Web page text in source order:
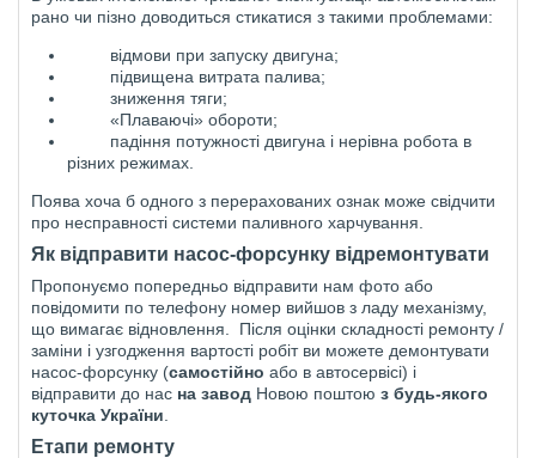
рано чи пізно доводиться стикатися з такими проблемами:
відмови при запуску двигуна;
підвищена витрата палива;
зниження тяги;
«Плаваючі» обороти;
падіння потужності двигуна і нерівна робота в
різних режимах.
Поява хоча б одного з перерахованих ознак може свідчити
про несправності системи паливного харчування.
Як відправити насос-форсунку відремонтувати
Пропонуємо попередньо відправити нам фото або
повідомити по телефону номер вийшов з ладу механізму,
що вимагає відновлення.
Після оцінки складності ремонту /
заміни і узгодження вартості робіт ви можете демонтувати
насос-форсунку (самостійно або в автосервісі) і
відправити до нас на завод Новою поштою з будь-якого
куточка України
Етапи ремонту